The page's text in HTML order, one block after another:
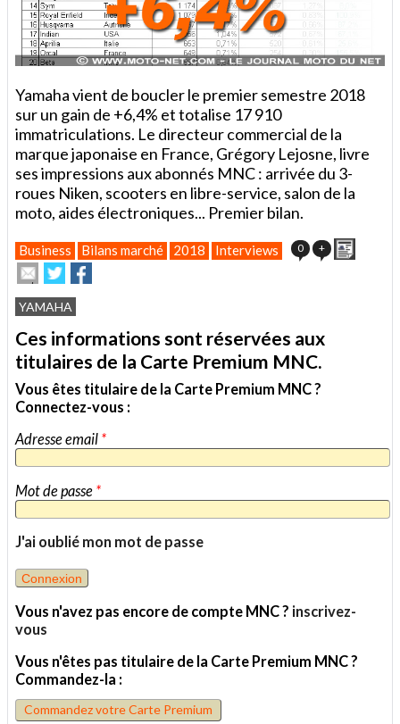
Yamaha vient de boucler le premier semestre 2018
sur un gain de +6,4% et totalise 17 910
immatriculations. Le directeur commercial de la
marque japonaise en France, Grégory Lejosne, livre
ses impressions aux abonnés MNC : arrivée du 3-
roues Niken, scooters en libre-service, salon de la
moto, aides électroniques... Premier bilan.
Business Bilans marché 2018 Interviews 0 +
Envoyer
cet
article
à
un
ami
Partager
sur
Twitter
sur
Facebook
YAMAHA
Ces informations sont réservées aux
titulaires de la Carte Premium MNC.
Vous êtes titulaire de la Carte Premium MNC ?
Connectez-vous :
Adresse email *
Mot de passe *
J'ai oublié mon mot de passe
Vous n'avez pas encore de compte MNC ? inscrivez-
vous
Vous n'êtes pas titulaire de la Carte Premium MNC ?
Commandez-la :
Commandez votre Carte Premium